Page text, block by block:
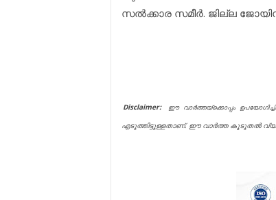
സൽക്കാര സമീർ. ജില്ല
Disclaimer: ഈ വാർത്തയ്ക്കൊപ്പം
എടുത്തിട്ടുള്ളതാണ്. ഈ വാർത്ത കൂടുതൽ